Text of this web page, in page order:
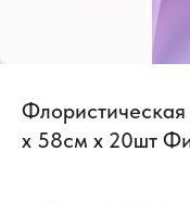
х 58см х 20шт